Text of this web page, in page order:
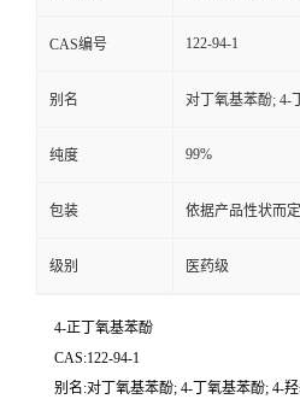
CAS编号 122-94-1
别名 对丁氧基苯酚; 4-
纯度 99%
包装 依据产品性状而
级别 医药级
4-正丁氧基苯酚
CAS:122-94-1
别名:对丁氧基苯酚; 4-丁氧基苯酚; 4-